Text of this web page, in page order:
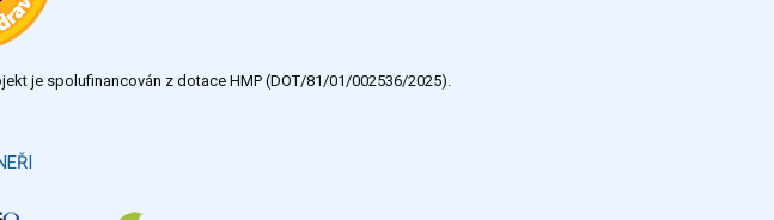
je spolufinancován z dotace HMP (DOT/81/01/002536/2025).